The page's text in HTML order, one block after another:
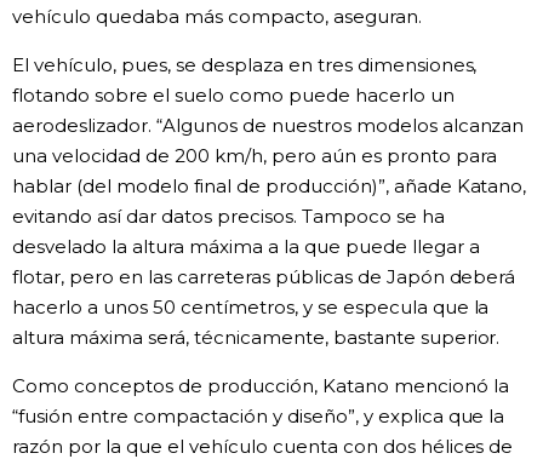
vehículo quedaba más compacto, aseguran.
El vehículo, pues, se desplaza en tres dimensiones,
flotando sobre el suelo como puede hacerlo un
aerodeslizador. “Algunos de nuestros modelos alcanzan
una velocidad de 200 km/h, pero aún es pronto para
hablar (del modelo final de producción)”, añade Katano,
evitando así dar datos precisos. Tampoco se ha
desvelado la altura máxima a la que puede llegar a
flotar, pero en las carreteras públicas de Japón deberá
hacerlo a unos 50 centímetros, y se especula que la
altura máxima será, técnicamente, bastante superior.
Como conceptos de producción, Katano mencionó la
“fusión entre compactación y diseño”, y explica que la
razón por la que el vehículo cuenta con dos hélices de